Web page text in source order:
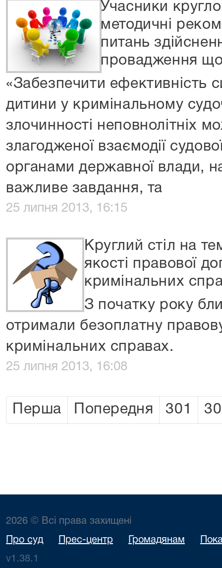
Учасники
методичні
питань
провадження
«Забезпечити ефективність
дитини у кримінальному
злочинності неповнолітніх
злагодженої взаємодії
органами державної влади,
важливе завдання, та
25 липня 2013, 16:15
Круглий стіл на
якості правової
кримінальних
З початку року
отримали безоплатну
кримінальних справах.
25 липня 2013, 16:08
Перша Попередня 301
2026 © Всі права захищені
Про суд Прес-центр Громадянам
v1.38.1